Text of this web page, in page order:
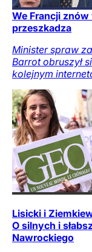
We Francji
przeszkadza
Minister spraw
Barrot obruszył
kolejnym
Lisicki i
O silnych i
Nawrockiego